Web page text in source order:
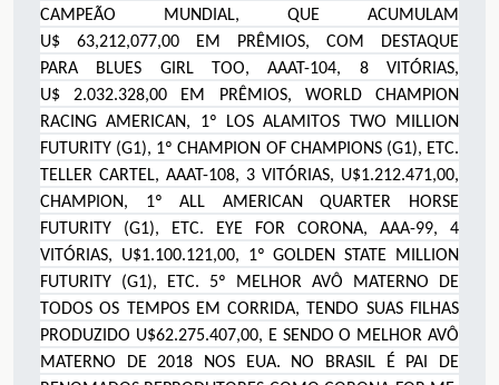
CAMPEÃO MUNDIAL, QUE ACUMULAM
U$
63,212,077,00
EM PRÊMIOS, COM DESTAQUE
PARA
BLUES GIRL TOO, AAAT-104, 8 VITÓRIAS,
U$
2.032.328,00 EM PRÊMIOS, WORLD CHAMPION
RACING AMERICAN, 1º LOS ALAMITOS TWO MILLION
FUTURITY (G1), 1º CHAMPION OF CHAMPIONS (G1), ETC.
TELLER CARTEL, AAAT-108, 3 VITÓRIAS, U$1.212.471,00,
CHAMPION, 1º ALL AMERICAN QUARTER HORSE
FUTURITY (G1), ETC. EYE FOR CORONA, AAA-99, 4
VITÓRIAS, U$1.100.121,00, 1º GOLDEN STATE MILLION
FUTURITY (G1), ETC. 5º MELHOR AVÔ MATERNO DE
TODOS OS TEMPOS EM CORRIDA, TENDO SUAS FILHAS
PRODUZIDO U$62.275.407,00, E SENDO O MELHOR AVÔ
MATERNO DE 2018 NOS EUA. NO BRASIL É PAI DE